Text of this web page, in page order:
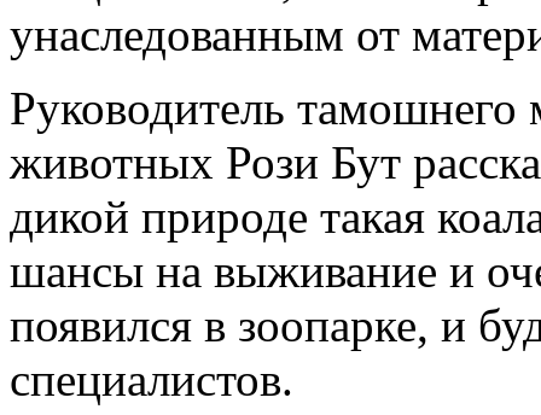
унаследованным от
Руководитель тамошнего
животных Рози Бут
дикой природе такая
шансы на выживание и
появился в зоопарке, и
специалистов.